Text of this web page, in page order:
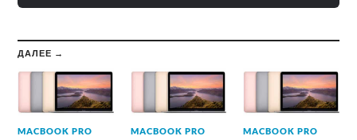
ДАЛЕЕ →
MACBOOK PRO MACBOOK PRO MACBOOK PRO